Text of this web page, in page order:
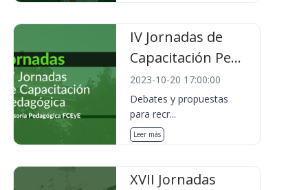
IV Jornadas de
Capacitación Pe...
2023-10-20 17:00:00
Debates y propuestas
para recr...
Leer más
XVII Jornadas